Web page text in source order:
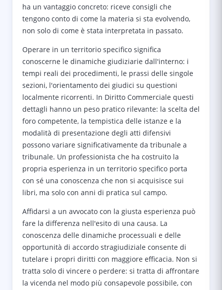
ha un vantaggio concreto: riceve consigli che
tengono conto di come la materia si sta evolvendo,
non solo di come è stata interpretata in passato.
Operare in un territorio specifico significa
conoscerne le dinamiche giudiziarie dall'interno: i
tempi reali dei procedimenti, le prassi delle singole
sezioni, l'orientamento dei giudici su questioni
localmente ricorrenti. In Diritto Commerciale questi
dettagli hanno un peso pratico rilevante: la scelta del
foro competente, la tempistica delle istanze e la
modalità di presentazione degli atti difensivi
possono variare significativamente da tribunale a
tribunale. Un professionista che ha costruito la
propria esperienza in un territorio specifico porta
con sé una conoscenza che non si acquisisce sui
libri, ma solo con anni di pratica sul campo.
Affidarsi a un avvocato con la giusta esperienza può
fare la differenza nell'esito di una causa. La
conoscenza delle dinamiche processuali e delle
opportunità di accordo stragiudiziale consente di
tutelare i propri diritti con maggiore efficacia. Non si
tratta solo di vincere o perdere: si tratta di affrontare
la vicenda nel modo più consapevole possibile, con